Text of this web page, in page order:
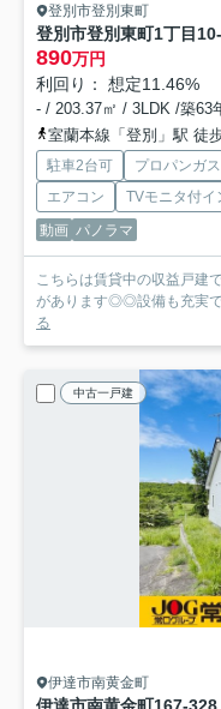
登別市登別東町
登別市登別東町1丁目
890万円
利回り： 想定11.46%
- / 203.37㎡ / 3LDK /築63
室蘭本線「登別」駅 徒
駐車2台可 プロパンガス
エアコン
TVモニタ付イ
動画 パノラマ
こちらは賃貸中の収益戸建
があります◎◎設備も充実で
る
中古一戸建
伊達市南黄金町
伊達市南黄金町167-